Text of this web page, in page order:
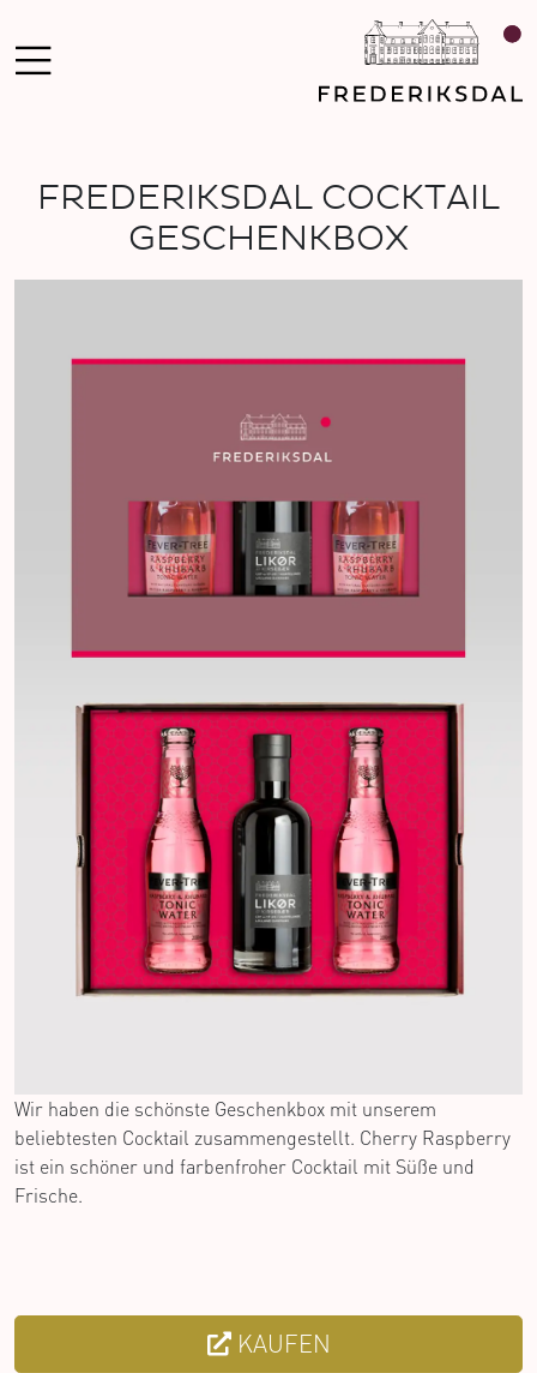
FREDERIKSDAL COCKTAIL
GESCHENKBOX
Wir haben die schönste Geschenkbox mit unserem
beliebtesten Cocktail zusammengestellt. Cherry Raspberry
ist ein schöner und farbenfroher Cocktail mit Süße und
Frische.
KAUFEN